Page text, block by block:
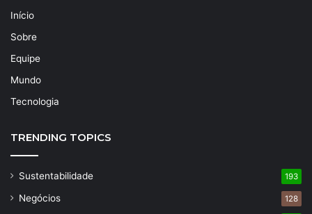
Início
Sobre
Equipe
Mundo
Tecnologia
TRENDING TOPICS
Sustentabilidade 193
Negócios 128